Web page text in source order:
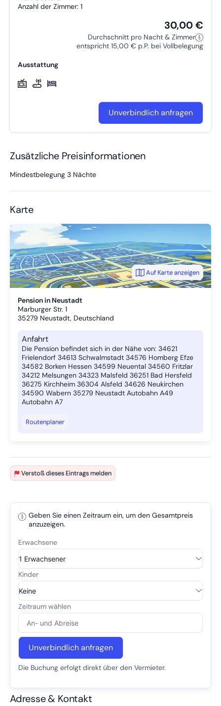
Anzahl der Zimmer: 1
30,00 €
Durchschnitt pro Nacht & Zimmer
entspricht 15,00 € p.P. bei Vollbelegung
Ausstattung
Unverbindlich anfragen
Zusätzliche Preisinformationen
Mindestbelegung 3 Nächte
Karte
Pension in Neustadt
Marburger Str. 1
35279 Neustadt, Deutschland
Anfahrt
Die Pension befindet sich in der Nähe von: 34621
Frielendorf 34613 Schwalmstadt 34576 Homberg Efze
34582 Borken Hessen 34599 Neuental 34560 Fritzlar
34212 Melsungen 34323 Malsfeld 36251 Bad Hersfeld
36275 Kirchheim 36304 Alsfeld 34626 Neukirchen
34590 Wabern 35279 Neustadt Autobahn A49
Autobahn A7
Routenplaner
Auf Karte anzeigen
Verstoß dieses Eintrags melden
Geben Sie einen Zeitraum ein, um den Gesamtpreis
anzuzeigen.
Unverbindlich anfragen
Die Buchung erfolgt direkt über den Vermieter.
Adresse & Kontakt